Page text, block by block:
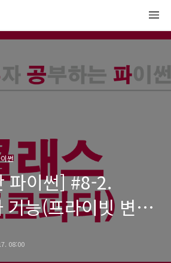
썬
파이썬] #8-2.
능(프라이빗 변수,
08:00